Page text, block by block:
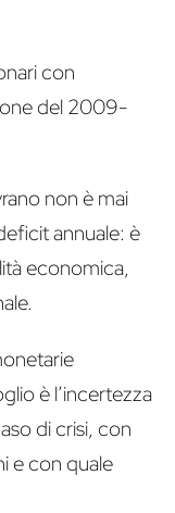
con
del 2009-
non è mai
annuale: è
economica,
è l’incertezza
di crisi, con
e con quale